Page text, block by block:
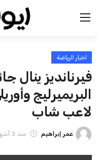
الرئيسية
اخبار مصر
عرب وعالم
اقتصاد
اخبار الرياضة
فيرنانديز ينال
البريميرليج
لاعب شاب
عمر إبراهيم منذ 3 أشهر